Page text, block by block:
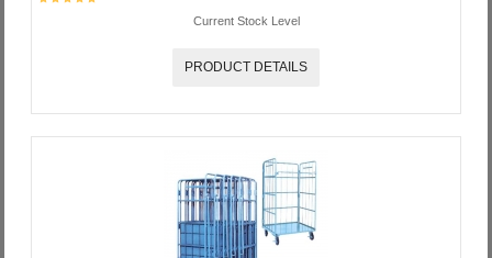
Current Stock Level
PRODUCT DETAILS